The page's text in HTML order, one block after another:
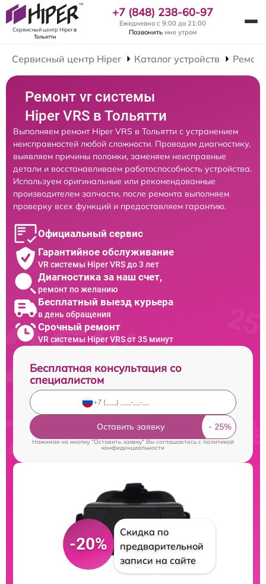
Сервисный центр Hiperв
Тольятти
+7 (848) 238-60-97
Ежедневно с 9:00 до 21:00
Позвонить мне утром
Сервисный центр Hiper Каталог устройств
Ремонт vr системы
Hiper VRS в Тольятти
Выполняем ремонт Hiper VRS в Тольятти с устранением
неисправностей любой сложности. Проводим диагностику,
выявляем причины поломки, заменяем неисправные
детали и восстанавливаем работоспособность устройства.
Используем оригинальные или рекомендованные
производителем запчасти, после ремонта выполняем
проверку всех функций и предоставляем гарантию.
Официальный сервис
Гарантийное обслуживание
VR системы Hiper VRS до 3 лет
Диагностика за наш счет,
ремонт по желанию
Бесплатный выезд курьера
в день обращения
Срочный ремонт
VR системы Hiper VRS от 35 минут
Бесплатная консультация со
специалистом
Оставить заявку
Нажимая на кнопку "Оставить заявку" Вы соглашаетесь cполитикой
конфиденциальности
-20%
Скидка по
предварительной
записи на сайте